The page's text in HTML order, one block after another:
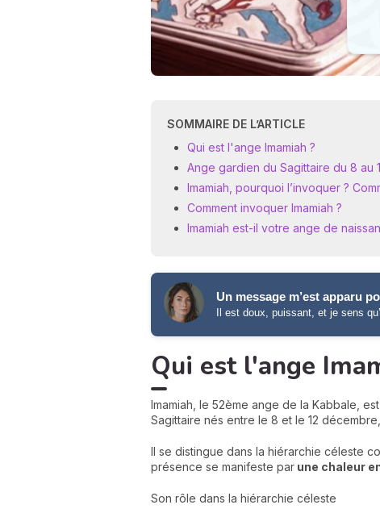
SOMMAIRE DE L’ARTICLE
Qui est l'ange Imamiah ?
Ange gardien du Sagittaire du 8 au
Imamiah, pourquoi l’invoquer ?
Comment invoquer Imamiah ?
Imamiah est-il votre ange de
Un message m’est apparu
Il est doux, puissant, et je sens
Qui est l'ange
Imamiah, le 52ème ange de la Kabbale,
Sagittaire nés entre le 8 et le 12
Il se distingue dans la hiérarchie céleste
présence se manifeste par une chaleur
Son rôle dans la hiérarchie céleste